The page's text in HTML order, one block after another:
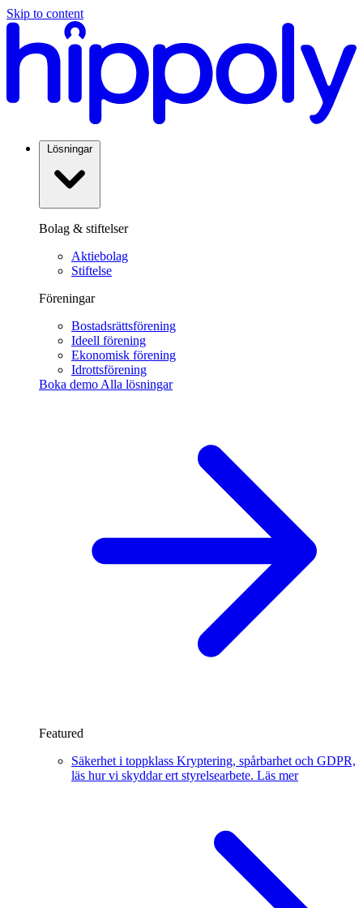
Skip to content
Lösningar
Bolag & stiftelser
Aktiebolag
Stiftelse
Föreningar
Bostadsrättsförening
Ideell förening
Ekonomisk förening
Idrottsförening
Boka demo Alla lösningar
Featured
Säkerhet i toppklass Kryptering, spårbarhet och GDPR,
läs hur vi skyddar ert styrelsearbete. Läs mer